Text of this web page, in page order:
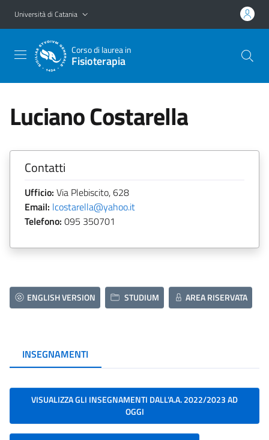
Vai al contenuto principale
Vai al menu di navigazione
Università di Catania
Corso di laurea in
Fisioterapia
Luciano Costarella
Contatti
Ufficio: Via Plebiscito, 628
Email: lcostarella@yahoo.it
Telefono: 095 350701
ENGLISH VERSION STUDIUM AREA RISERVATA
INSEGNAMENTI
VISUALIZZA GLI INSEGNAMENTI DALL'A.A. 2022/2023 AD
OGGI